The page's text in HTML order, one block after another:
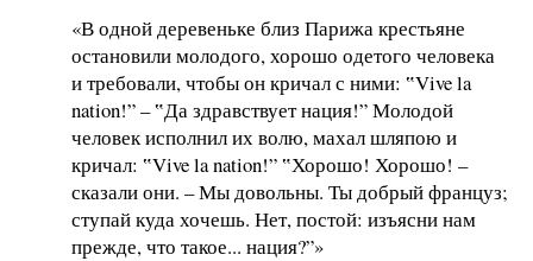
«В одной деревеньке близ Парижа крестьяне
остановили молодого, хорошо одетого человека
и требовали, чтобы он кричал с ними: ‟Vive la
nation!” – ‟Да здравствует нация!” Молодой
человек исполнил их волю, махал шляпою и
кричал: ‟Vive la nation!” ‟Хорошо! Хорошо! –
сказали они. – Мы довольны. Ты добрый француз;
ступай куда хочешь. Нет, постой: изъясни нам
прежде, что такое... нация?”»